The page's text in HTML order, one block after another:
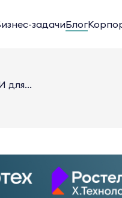
задачиБлог
для...